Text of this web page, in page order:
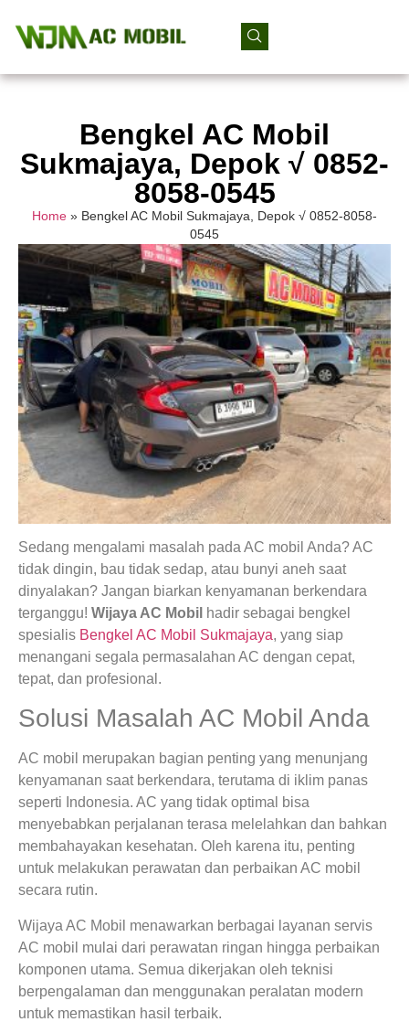
Bengkel AC Mobil
Sukmajaya, Depok √ 0852-
8058-0545
Home » Bengkel AC Mobil Sukmajaya, Depok √ 0852-8058-
0545
Sedang mengalami masalah pada AC mobil Anda? AC
tidak dingin, bau tidak sedap, atau bunyi aneh saat
dinyalakan? Jangan biarkan kenyamanan berkendara
terganggu! Wijaya AC Mobil hadir sebagai bengkel
spesialis Bengkel AC Mobil Sukmajaya, yang siap
menangani segala permasalahan AC dengan cepat,
tepat, dan profesional.
Solusi Masalah AC Mobil Anda
AC mobil merupakan bagian penting yang menunjang
kenyamanan saat berkendara, terutama di iklim panas
seperti Indonesia. AC yang tidak optimal bisa
menyebabkan perjalanan terasa melelahkan dan bahkan
membahayakan kesehatan. Oleh karena itu, penting
untuk melakukan perawatan dan perbaikan AC mobil
secara rutin.
Wijaya AC Mobil menawarkan berbagai layanan servis
AC mobil mulai dari perawatan ringan hingga perbaikan
komponen utama. Semua dikerjakan oleh teknisi
berpengalaman dan menggunakan peralatan modern
untuk memastikan hasil terbaik.